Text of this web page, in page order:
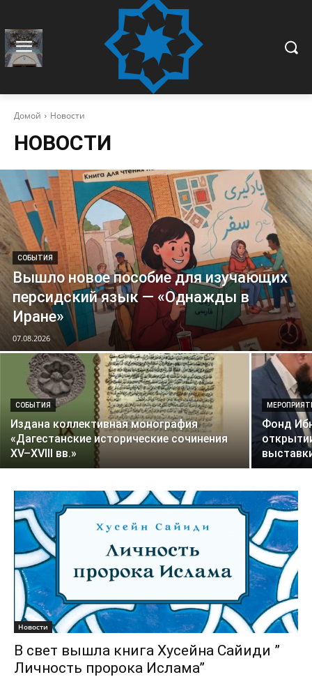
Домой Новости
НОВОСТИ
СОБЫТИЯ
Вышло новое пособие для изучающих
персидский язык — «Однажды в
Иране»
07.08.2026
СОБЫТИЯ
Издана коллективная монография
«Дагестанские исторические сочинения
XV–XVIII вв.»
Фонд
Новости
В свет вышла книга Хусейна Сайиди ”
Личность пророка Ислама”